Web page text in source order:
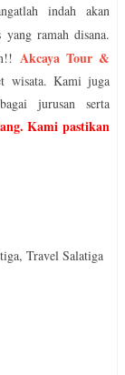
indah akan
ramah disana.
Akcaya Tour &
wisata. Kami juga
jurusan serta
. Kami pastikan